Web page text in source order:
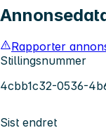
Rapporter
Stillingsnummer
4cbb1c32-0536-
Sist endret